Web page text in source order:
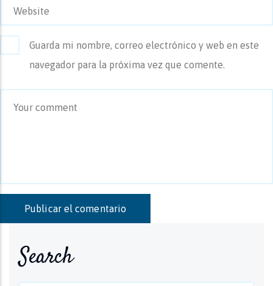
Guarda mi nombre, correo electrónico y web en este
navegador para la próxima vez que comente.
Search